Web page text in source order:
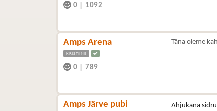
0 1092
Amps Arena
KRISTIINE
0 789
Täna oleme
Amps Järve pubi Ahjukana